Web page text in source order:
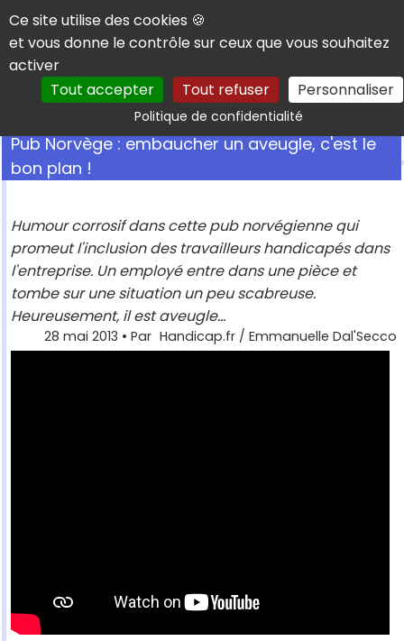
Panneau de gestion des cookies
Ce site utilise des cookies 🍪
et vous donne le contrôle sur ceux que vous souhaitez
activer
Tout accepter
Tout refuser Personnaliser
Politique de confidentialitéRechercher
Pub Norvège : embaucher un aveugle, c'est le
bon plan !
Humour corrosif dans cette pub norvégienne qui
promeut l'inclusion des travailleurs handicapés dans
l'entreprise. Un employé entre dans une pièce et
tombe sur une situation un peu scabreuse.
Heureusement, il est aveugle...
28 mai 2013 • Par Handicap.fr / Emmanuelle Dal'Secco